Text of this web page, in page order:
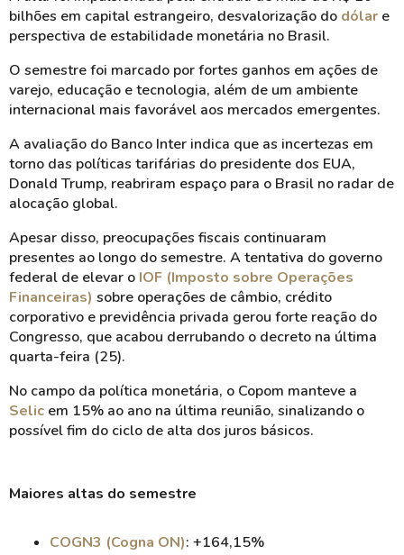
bilhões em capital estrangeiro, desvalorização do dólar e
perspectiva de estabilidade monetária no Brasil.
O semestre foi marcado por fortes ganhos em ações de
varejo, educação e tecnologia, além de um ambiente
internacional mais favorável aos mercados emergentes.
A avaliação do Banco Inter indica que as incertezas em
torno das políticas tarifárias do presidente dos EUA,
Donald Trump, reabriram espaço para o Brasil no radar de
alocação global.
Apesar disso, preocupações fiscais continuaram
presentes ao longo do semestre. A tentativa do governo
federal de elevar o IOF (Imposto sobre Operações
Financeiras) sobre operações de câmbio, crédito
corporativo e previdência privada gerou forte reação do
Congresso, que acabou derrubando o decreto na última
quarta-feira (25).
No campo da política monetária, o Copom manteve a
Selic em 15% ao ano na última reunião, sinalizando o
possível fim do ciclo de alta dos juros básicos.
Maiores altas do semestre
COGN3 (Cogna ON): +164,15%